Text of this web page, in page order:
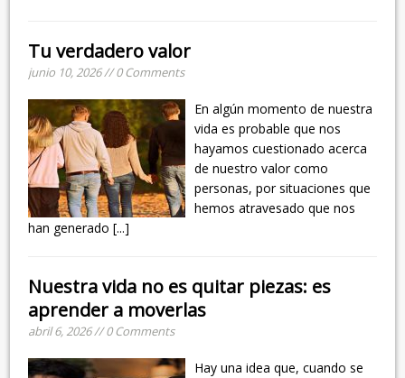
Tu verdadero valor
junio 10, 2026 // 0 Comments
En algún momento de nuestra
vida es probable que nos
hayamos cuestionado acerca
de nuestro valor como
personas, por situaciones que
hemos atravesado que nos
han generado[...]
Nuestra vida no es quitar piezas: es
aprender a moverlas
abril 6, 2026 // 0 Comments
Hay una idea que, cuando se